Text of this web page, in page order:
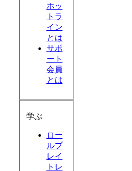
ホッ
トラ
イン
とは
サポ
ート
会員
とは
学ぶ
ロー
ルプ
レイ
トレ